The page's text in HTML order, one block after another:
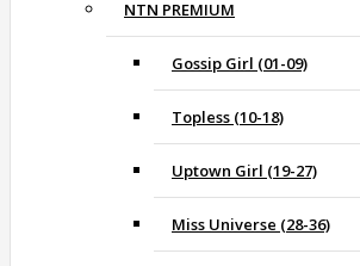
NTN PREMIUM
Gossip Girl (01-09)
Topless (10-18)
Uptown Girl (19-27)
Miss Universe (28-36)